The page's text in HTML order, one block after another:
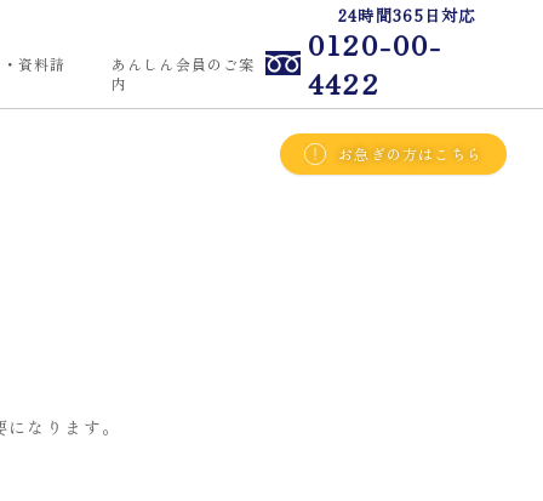
お急ぎの方はこちら
資料請
あんしん会員のご案
内
24時間365日対応
0120-00-
4422
なります。